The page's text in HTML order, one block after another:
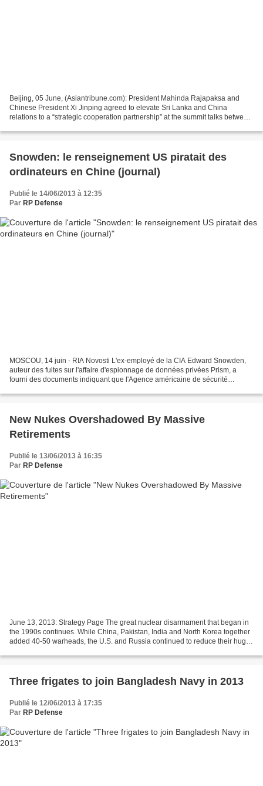
Beijing, 05 June, (Asiantribune.com): President Mahinda Rajapaksa and
Chinese President Xi Jinping agreed to elevate Sri Lanka and China
relations to a “strategic cooperation partnership” at the summit talks between
Snowden: le renseignement US piratait des
ordinateurs en Chine (journal)
Publié le 14/06/2013 à 12:35
Par RP Defense
MOSCOU, 14 juin - RIA Novosti L'ex-employé de la CIA Edward Snowden,
auteur des fuites sur l'affaire d'espionnage de données privées Prism, a
fourni des documents indiquant que l'Agence américaine de sécurité
New Nukes Overshadowed By Massive
Retirements
Publié le 13/06/2013 à 16:35
Par RP Defense
June 13, 2013: Strategy Page The great nuclear disarmament that began in
the 1990s continues. While China, Pakistan, India and North Korea together
added 40-50 warheads, the U.S. and Russia continued to reduce their huge
Three frigates to join Bangladesh Navy in 2013
Publié le 12/06/2013 à 17:35
Par RP Defense